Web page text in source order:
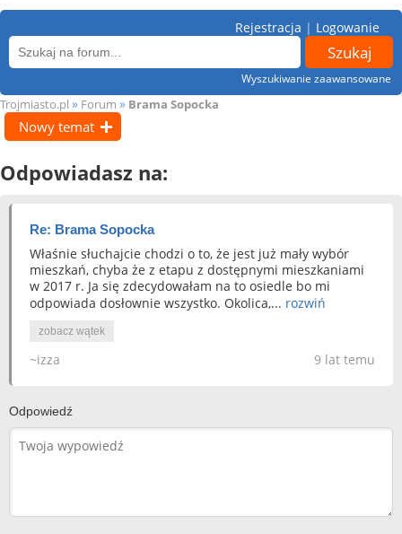
Wyszukiwanie zaawansowane
Rejestracja | Logowanie
Trojmiasto.pl » Forum » Brama Sopocka
Nowy temat
Odpowiadasz na:
Re: Brama Sopocka
Właśnie słuchajcie chodzi o to, że jest już mały wybór
mieszkań, chyba że z etapu z dostępnymi mieszkaniami
w 2017 r. Ja się zdecydowałam na to osiedle bo mi
odpowiada dosłownie wszystko. Okolica,... rozwiń
zobacz wątek
9 lat temu
~izza
Odpowiedź